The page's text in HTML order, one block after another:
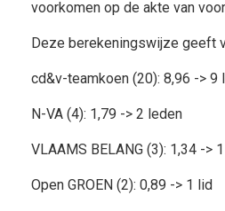
voorkomen op de akte van
Deze berekeningswijze geeft
cd&v-teamkoen (20): 8,96 -> 9
N-VA (4): 1,79 -> 2 leden
VLAAMS BELANG (3): 1,34 ->
Open GROEN (2): 0,89 -> 1 lid